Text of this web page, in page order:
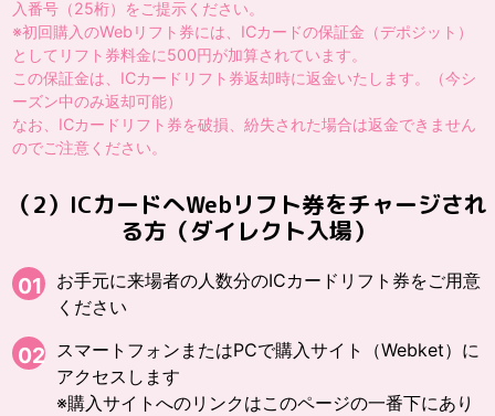
入番号（25桁）をご提示ください。
※初回購入のWebリフト券には、ICカードの保証金（デポジット）
としてリフト券料金に500円が加算されています。
この保証金は、ICカードリフト券返却時に返金いたします。（今シ
ーズン中のみ返却可能）
なお、ICカードリフト券を破損、紛失された場合は返金できません
のでご注意ください。
（2）ICカードへWebリフト券をチャージされ
る方（ダイレクト入場）
01
お手元に来場者の人数分のICカードリフト券をご用意
ください
02 スマートフォンまたはPCで購入サイト（Webket）に
アクセスします
※購入サイトへのリンクはこのページの一番下にあり